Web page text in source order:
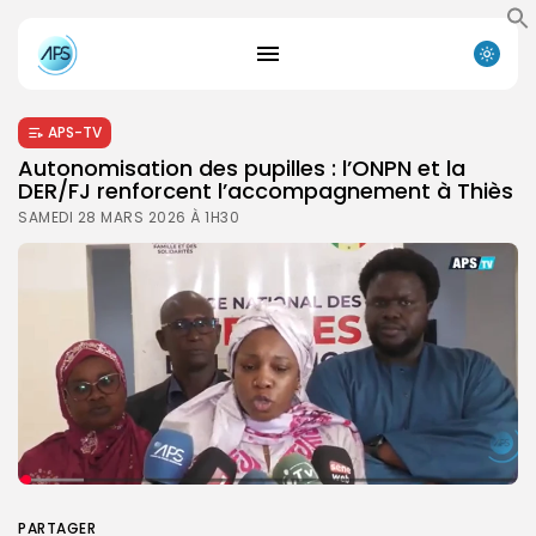
APS-TV
Autonomisation des pupilles : l’ONPN et la
DER/FJ renforcent l’accompagnement à Thiès
SAMEDI 28 MARS 2026 À 1H30
PARTAGER